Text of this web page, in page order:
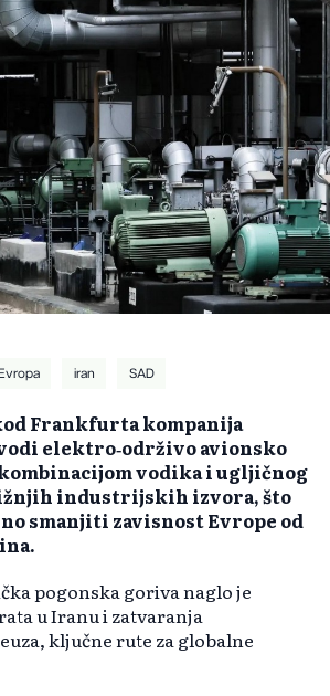
Evropa iran SAD
Frankfurta kompanija
elektro‑održivo avionsko
kombinacijom vodika i ugljičnog
industrijskih izvora, što
smanjiti zavisnost Evrope od
pogonska goriva naglo je
u Iranu i zatvaranja
ključne rute za globalne